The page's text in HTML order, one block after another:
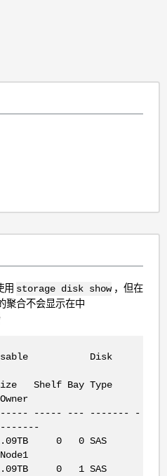
用 storage disk show，但在
聚合不会显示在中
Disk
Bay Type
----- --- ------- -
0 0 SAS
0 1 SAS